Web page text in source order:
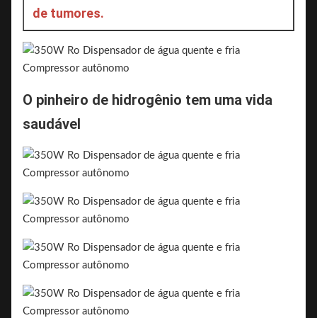
de tumores.
O pinheiro de hidrogênio tem uma vida
saudável